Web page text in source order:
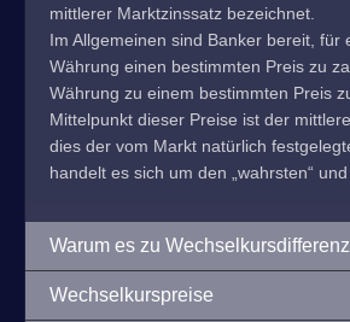
mittlerer Marktzinssatz bezeichnet.
Im Allgemeinen sind Banker bereit, für
Währung einen bestimmten Preis zu
Währung zu einem bestimmten Preis
Mittelpunkt dieser Preise ist der
dies der vom Markt natürlich
handelt es sich um den „wahrsten“
Warum es zu
Wechselkurspreise